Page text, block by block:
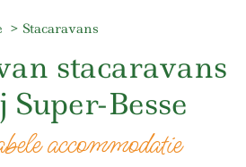
Stacaravans
stacaravans
Besse
accommodatie